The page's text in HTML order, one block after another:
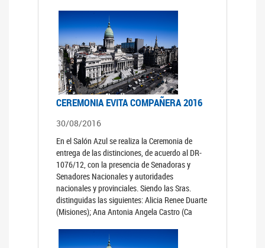
CEREMONIA EVITA COMPAÑERA 2016
30/08/2016
En el Salón Azul se realiza la Ceremonia de
entrega de las distinciones, de acuerdo al DR-
1076/12, con la presencia de Senadoras y
Senadores Nacionales y autoridades
nacionales y provinciales. Siendo las Sras.
distinguidas las siguientes: Alicia Renee Duarte
(Misiones); Ana Antonia Angela Castro (Ca